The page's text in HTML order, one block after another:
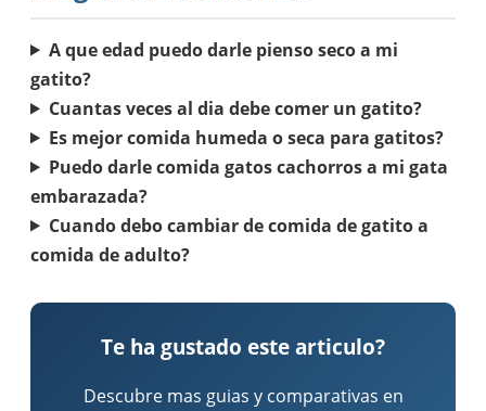
A que edad puedo darle pienso seco a mi
gatito?
Cuantas veces al dia debe comer un gatito?
Es mejor comida humeda o seca para gatitos?
Puedo darle comida gatos cachorros a mi gata
embarazada?
Cuando debo cambiar de comida de gatito a
comida de adulto?
Te ha gustado este articulo?
Descubre mas guias y comparativas en